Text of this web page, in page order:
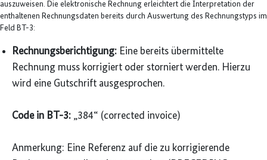
auszuweisen. Die elektronische Rechnung erleichtert die Interpretation der
enthaltenen Rechnungsdaten bereits durch Auswertung des Rechnungstyps im
Feld BT-3:
Rechnungs­berichtigung: Eine bereits übermittelte
Rechnung muss korrigiert oder storniert werden. Hierzu
wird eine Gutschrift ausgesprochen.
Code in BT-3: „384“ (corrected invoice)
Anmerkung: Eine Referenz auf die zu korrigierende